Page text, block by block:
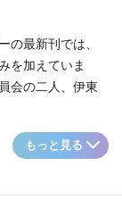
の最新刊では、
を加えていま
会の二人、伊東
もっと見る